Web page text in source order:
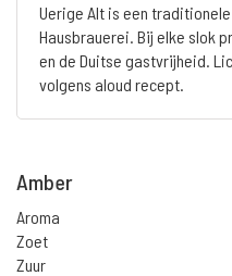
Uerige Alt is een
Hausbrauerei. Bij elke slok
en de Duitse gastvrijheid.
volgens aloud recept.
Amber
Aroma
Zoet
Zuur